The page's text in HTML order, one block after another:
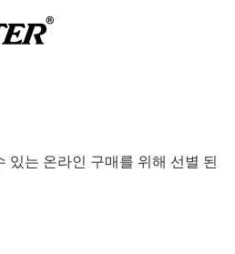
있는 온라인 구매를 위해 선별 된